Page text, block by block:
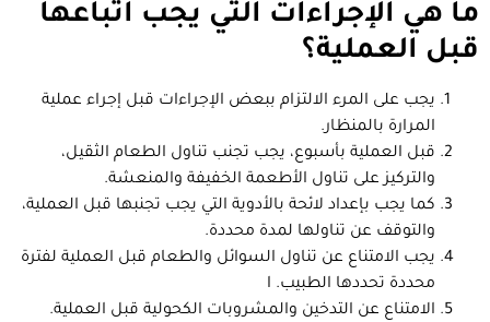
ما هي الإجراءات التي يجب اتباعها
قبل العملية؟
يجب على المرء الالتزام ببعض الإجراءات قبل إجراء عملية
المرارة بالمنظار.
قبل العملية بأسبوع، يجب تجنب تناول الطعام الثقيل،
والتركيز على تناول الأطعمة الخفيفة والمنعشة.
كما يجب بإعداد لائحة بالأدوية التي يجب تجنبها قبل العملية،
والتوقف عن تناولها لمدة محددة.
يجب الامتناع عن تناول السوائل والطعام قبل العملية لفترة
محددة تحددها الطبيب. ا
الامتناع عن التدخين والمشروبات الكحولية قبل العملية.